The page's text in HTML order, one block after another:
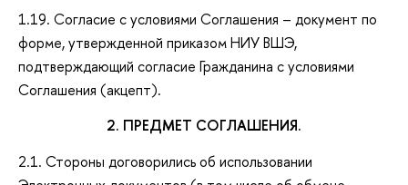
1.19. Согласие с условиями Соглашения – документ по
форме, утвержденной приказом НИУ ВШЭ,
подтверждающий согласие Гражданина с условиями
Соглашения (акцепт).
2. ПРЕДМЕТ СОГЛАШЕНИЯ.
2.1. Стороны договорились об использовании